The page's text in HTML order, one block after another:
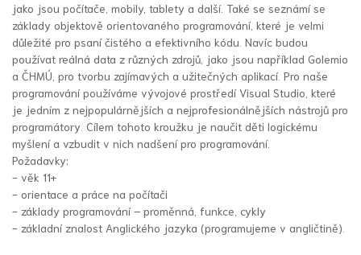
jako jsou počítače, mobily, tablety a další. Také se seznámí se
základy objektově orientovaného programování, které je velmi
důležité pro psaní čistého a efektivního kódu. Navíc budou
používat reálná data z různých zdrojů, jako jsou například Golemio
a ČHMÚ, pro tvorbu zajímavých a užitečných aplikací. Pro naše
programování používáme vývojové prostředí Visual Studio, které
je jedním z nejpopulárnějších a nejprofesionálnějších nástrojů pro
programátory. Cílem tohoto kroužku je naučit děti logickému
myšlení a vzbudit v nich nadšení pro programování.
Požadavky:
- věk 11+
- orientace a práce na počítači
- základy programování – proměnná, funkce, cykly
- základní znalost Anglického jazyka (programujeme v angličtině).